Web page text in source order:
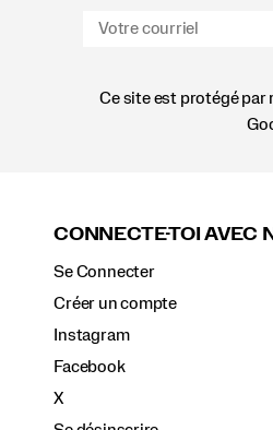
Ce site est protégé par
CONNECTE-TOI AVEC
Se Connecter
Créer un compte
Instagram
Facebook
X